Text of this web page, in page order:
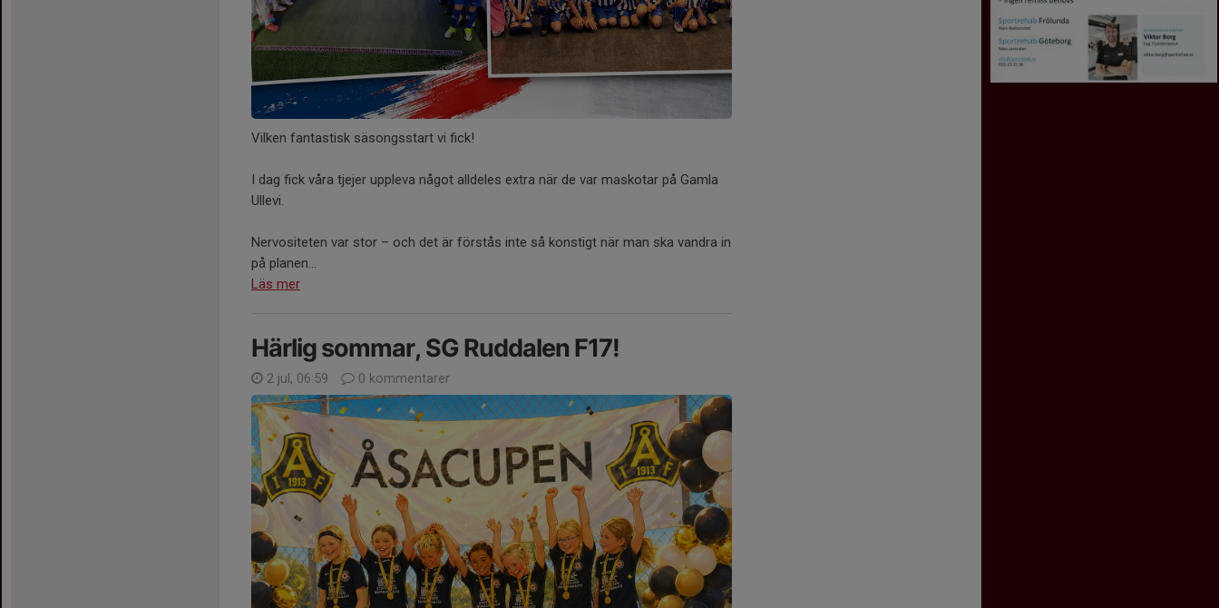
Vilken fantastisk säsongsstart vi fick!
I dag fick våra tjejer uppleva något alldeles extra när de var maskotar på Gamla
Ullevi.
Nervositeten var stor – och det är förstås inte så konstigt när man ska vandra in
på planen...
Läs mer
Härlig sommar, SG Ruddalen F17!
2 jul, 06:59 0 kommentarer